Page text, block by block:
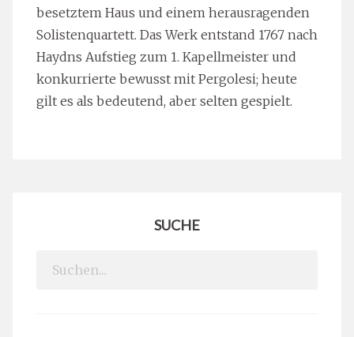
besetztem Haus und einem herausragenden
Solistenquartett. Das Werk entstand 1767 nach
Haydns Aufstieg zum 1. Kapellmeister und
konkurrierte bewusst mit Pergolesi; heute
gilt es als bedeutend, aber selten gespielt.
SUCHE
Search